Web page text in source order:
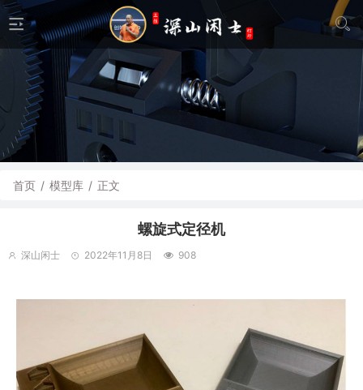
首页 / 模型库 / 正文
螺旋式定径机
深山闲士 2022年11月8日 908